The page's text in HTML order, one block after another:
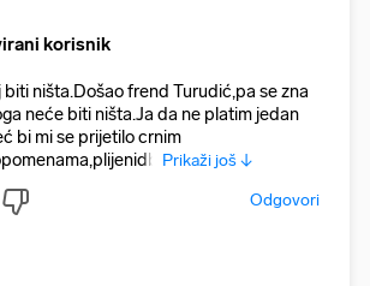
korisnik
biti ništa.Došao frend Turudić,pa se zna
neće biti ništa.Ja da ne platim jedan
bi mi se prijetilo crnim
Prikaži još ↓
Odgovori